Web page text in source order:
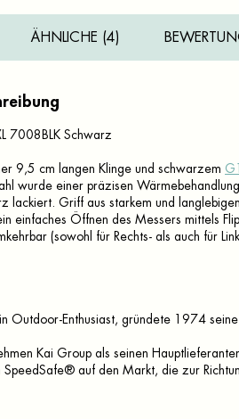
ÄHNLICHE (4)
7008BLK Schwarz
9,5 cm langen Klinge und schwarzem
wurde einer präzisen
lackiert. Griff aus starkem und
einfaches Öffnen des Messers mittels
(sowohl für Rechts- als auch für
Outdoor-Enthusiast, gründete 1974
Kai Group als seinen
SpeedSafe® auf den Markt, die zur